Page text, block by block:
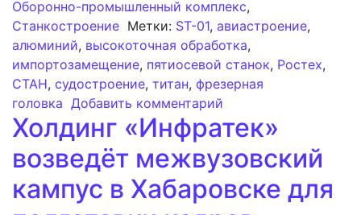
Оборонно-промышленный комплекс,
Станкостроение Метки: ST-01, авиастроение,
алюминий, высокоточная обработка,
импортозамещение, пятиосевой станок, Ростех,
СТАН, судостроение, титан, фрезерная
головка Добавить комментарий
Холдинг «Инфратек»
возведёт межвузовский
кампус в Хабаровске для